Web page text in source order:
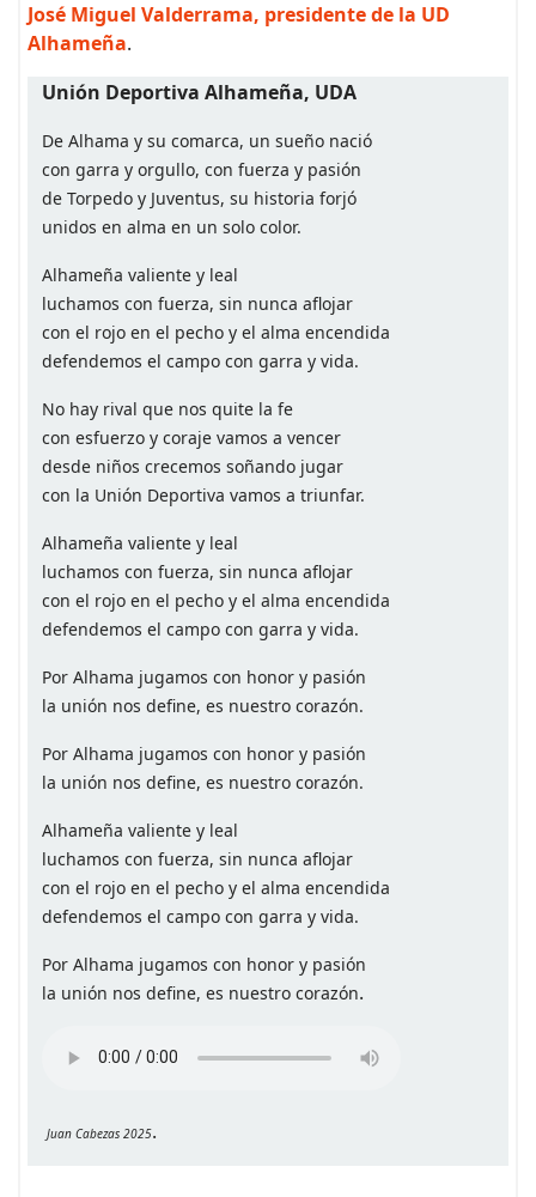
José Miguel Valderrama, presidente de la UD
Alhameña.
Unión Deportiva Alhameña, UDA
De Alhama y su comarca, un sueño nació
con garra y orgullo, con fuerza y pasión
de Torpedo y Juventus, su historia forjó
unidos en alma en un solo color.
Alhameña valiente y leal
luchamos con fuerza, sin nunca aflojar
con el rojo en el pecho y el alma encendida
defendemos el campo con garra y vida.
No hay rival que nos quite la fe
con esfuerzo y coraje vamos a vencer
desde niños crecemos soñando jugar
con la Unión Deportiva vamos a triunfar.
Alhameña valiente y leal
luchamos con fuerza, sin nunca aflojar
con el rojo en el pecho y el alma encendida
defendemos el campo con garra y vida.
Por Alhama jugamos con honor y pasión
la unión nos define, es nuestro corazón.
Por Alhama jugamos con honor y pasión
la unión nos define, es nuestro corazón.
Alhameña valiente y leal
luchamos con fuerza, sin nunca aflojar
con el rojo en el pecho y el alma encendida
defendemos el campo con garra y vida.
Por Alhama jugamos con honor y pasión
la unión nos define, es nuestro corazón.
Juan Cabezas 2025.